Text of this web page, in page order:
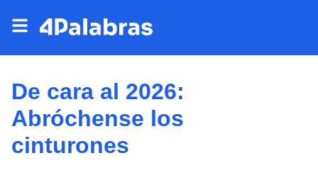
De cara al 2026:
Abróchense los
cinturones